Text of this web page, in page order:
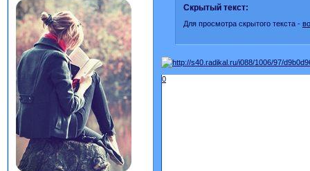
Скрытый текст:
Для просмотра скрытого текста -
0